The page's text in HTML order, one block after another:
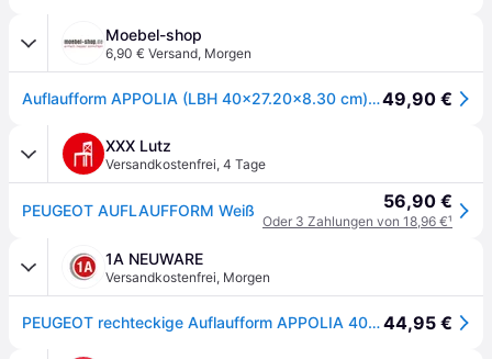
Moebel-shop
6,90 € Versand, Morgen
Auflaufform APPOLIA (LBH 40x27.20x8.30 cm) - LBH 40x27.20x8.30 cm49,90 €
XXX Lutz
Versandkostenfrei, 4 Tage
PEUGEOT AUFLAUFFORM Weiß 56,90 €
Oder 3 Zahlungen von 18,96 €¹
1A NEUWARE
Versandkostenfrei, Morgen
PEUGEOT rechteckige Auflaufform APPOLIA 40 cm schiefergrau44,95 €